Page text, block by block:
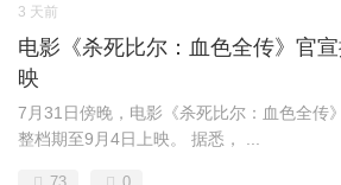
3 天前
电影《杀死比尔：血色全传》官
映
7月31日傍晚，电影《杀死比尔：血色全传
整档期至9月4日上映。 据悉， ...